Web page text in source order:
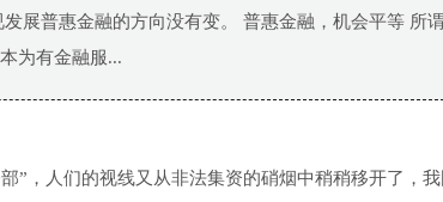
展普惠金融的方向没有变。 普惠金融，机会平等 所
为有金融服...
”，人们的视线又从非法集资的硝烟中稍稍移开了，